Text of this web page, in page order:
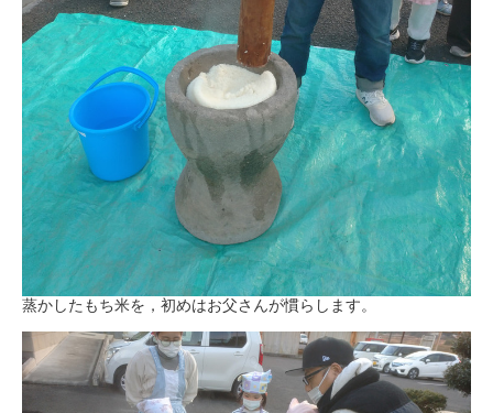
蒸かしたもち米を，初めはお父さんが慣らします。